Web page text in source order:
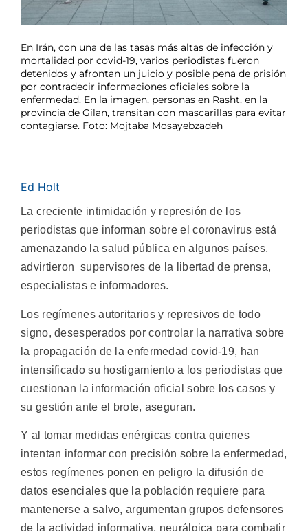
En Irán, con una de las tasas más altas de infección y
mortalidad por covid-19, varios periodistas fueron
detenidos y afrontan un juicio y posible pena de prisión
por contradecir informaciones oficiales sobre la
enfermedad. En la imagen, personas en Rasht, en la
provincia de Gilan, transitan con mascarillas para evitar
contagiarse. Foto: Mojtaba Mosayebzadeh
Ed Holt
La creciente intimidación y represión de los
periodistas que informan sobre el coronavirus está
amenazando la salud pública en algunos países,
advirtieron supervisores de la libertad de prensa,
especialistas e informadores.
Los regímenes autoritarios y represivos de todo
signo, desesperados por controlar la narrativa sobre
la propagación de la enfermedad covid-19, han
intensificado su hostigamiento a los periodistas que
cuestionan la información oficial sobre los casos y
su gestión ante el brote, aseguran.
Y al tomar medidas enérgicas contra quienes
intentan informar con precisión sobre la enfermedad,
estos regímenes ponen en peligro la difusión de
datos esenciales que la población requiere para
mantenerse a salvo, argumentan grupos defensores
de la actividad informativa, neurálgica para combatir